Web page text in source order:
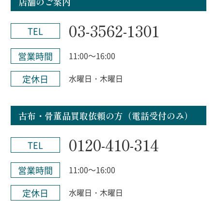
TEL 03-3562-1301
営業時間 11:00～16:00
定休日 水曜日・木曜日
古布・骨董品買取依頼の方（電話受付のみ）
TEL 0120-410-314
営業時間 11:00～16:00
定休日 水曜日・木曜日